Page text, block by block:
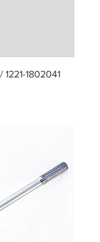
1802041